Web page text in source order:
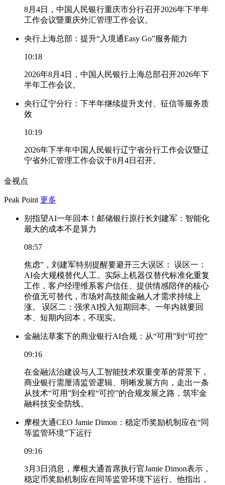
8月4日，中国人民银行重庆市分行召开2026年下半年
工作会议暨重庆外汇管理工作会议。
央行上海总部：提升“入境通Easy Go”服务能力
10:18
2026年8月4日，中国人民银行上海总部召开2026年下
半年工作会议。
央行辽宁分行：下半年继续提升支付、征信等服务质
效
10:19
2026年下半年中国人民银行辽宁省分行工作会议暨辽
宁省外汇管理工作会议于8月4日召开。
金视点
Peak Point 更多
别指望AI一年回本！邮储银行原行长刘建军：智能化
最大的成本不是算力
08:57
焦虑”，刘建军特别提醒要避开三大误区： 误区一：
AI会大规模替代人工。实际上机器仅替代标准化重复
工作，客户经理维系客户信任、提供情感陪伴的核心
价值无可替代，市场对高技能金融人才需求持续上
涨。 误区二：强求AI投入短期回本。一年内就要回
本、短期内回本，不现实。
金融法草案下的商业银行AI合规：从“可用”到“可控”
09:16
在金融法治建设与人工智能技术双重变革的背景下，
商业银行需厘清监管逻辑、明晰发展方向，走出一条
从技术“可用”到全程“可控”的合规发展之路，筑牢金
融科技安全防线。
摩根大通CEO Jamie Dimon：稳定币奖励机制应在“同
等监管环境”下运行
09:16
3月3日消息，摩根大通首席执行官Jamie Dimon表示，
稳定币奖励机制应在同等监管环境下运行。他指出，